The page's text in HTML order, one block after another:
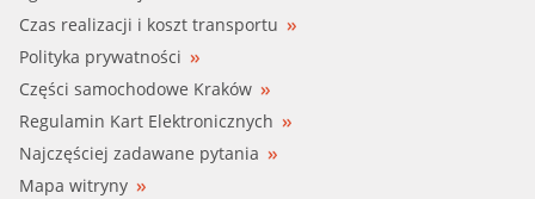
Czas realizacji i koszt transportu
Polityka prywatności
Części samochodowe Kraków
Regulamin Kart Elektronicznych
Najczęściej zadawane pytania
Mapa witryny